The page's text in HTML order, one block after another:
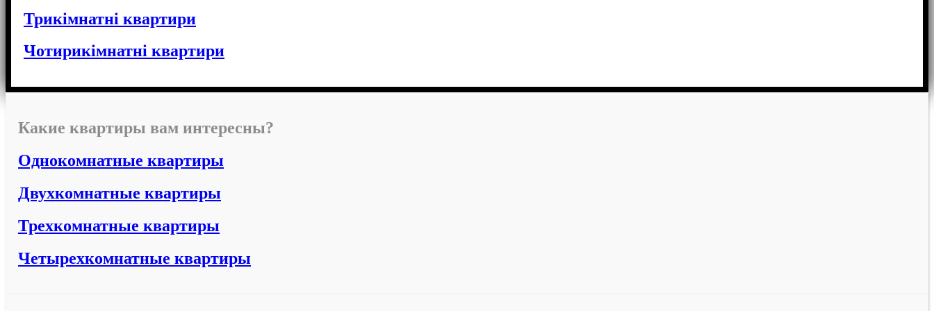
Трикімнатні квартири
Чотирикімнатні квартири
Какие квартиры вам интересны?
Однокомнатные квартиры
Двухкомнатные квартиры
Трехкомнатные квартиры
Четырехкомнатные квартиры